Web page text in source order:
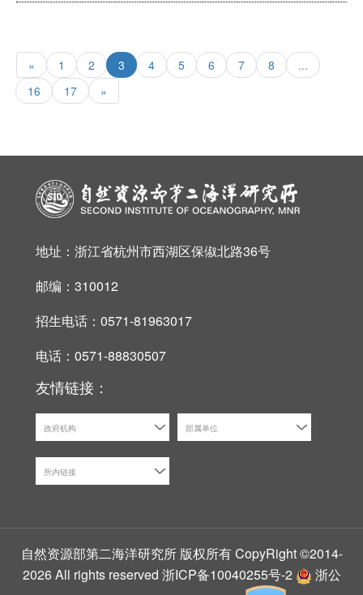
« 1 2 3 4 5 6 7 8
...
16
17 »
地址：浙江省杭州市西湖区保俶北路36号
邮编：310012
招生电话：0571-81963017
电话：0571-88830507
友情链接：
政府机构 部属单位
所内链接
自然资源部第二海洋研究所 版权所有 CopyRight ©2014-
2026 All rights reserved 浙ICP备10040255号-2 浙公